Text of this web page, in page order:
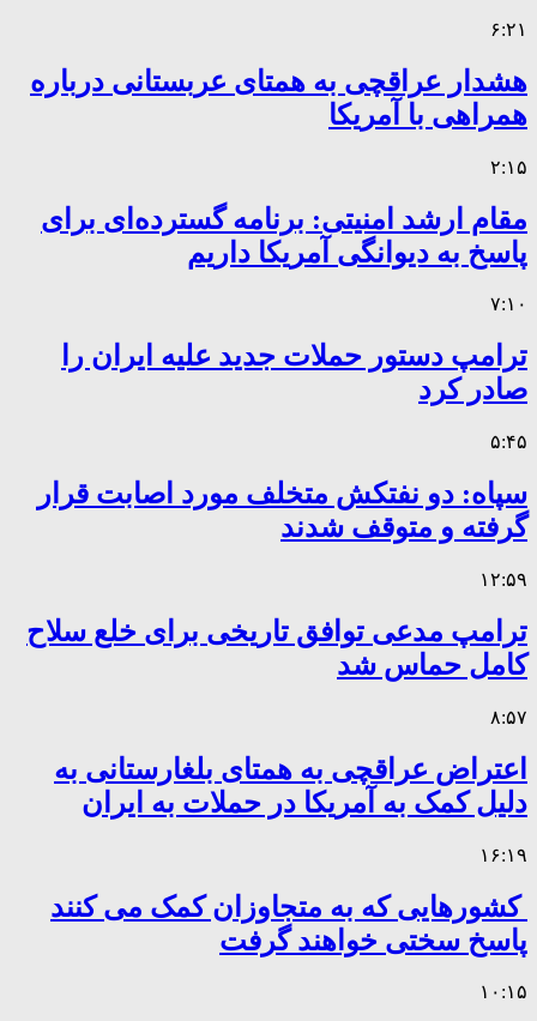
۶:۲۱
هشدار عراقچی به همتای عربستانی درباره
همراهی با آمریکا
۲:۱۵
مقام ارشد امنیتی: برنامه گسترده‌ای برای
پاسخ به دیوانگی آمریکا داریم
۷:۱۰
ترامپ دستور حملات جدید علیه ایران را
صادر کرد
۵:۴۵
سپاه: دو نفتکش متخلف مورد اصابت قرار
گرفته و متوقف شدند
۱۲:۵۹
ترامپ مدعی توافق تاریخی برای خلع سلاح
کامل حماس شد
۸:۵۷
اعتراض عراقچی به همتای بلغارستانی به
دلیل کمک به آمریکا در حملات به ایران
۱۶:۱۹
کشورهایی که به متجاوزان کمک می کنند
پاسخ سختی خواهند گرفت
۱۰:۱۵